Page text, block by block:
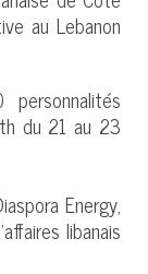
au Lebanon
du 21 au 23
Energy,
libanais